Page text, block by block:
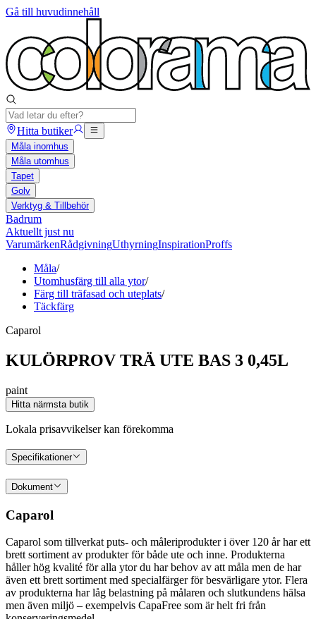
Gå till huvudinnehåll
Hitta butiker
Måla inomhus
Måla utomhus
Tapet
Golv
Verktyg & Tillbehör
Badrum
Aktuellt just nu
VarumärkenRådgivningUthyrningInspirationProffs
Måla/
Utomhusfärg till alla ytor/
Färg till träfasad och uteplats/
Täckfärg
Caparol
KULÖRPROV TRÄ UTE BAS 3 0,45L
paint
Hitta närmsta butik
Lokala prisavvikelser kan förekomma
Specifikationer
Dokument
Caparol
Caparol som tillverkat puts- och måleriprodukter i över 120 år har ett
brett sortiment av produkter för både ute och inne. Produkterna
håller hög kvalité för alla ytor du har behov av att måla men de har
även ett brett sortiment med specialfärger för besvärligare ytor. Flera
av produkterna har låg belastning på målaren och slutkundens hälsa
men även miljö – exempelvis CapaFree som är helt fri från